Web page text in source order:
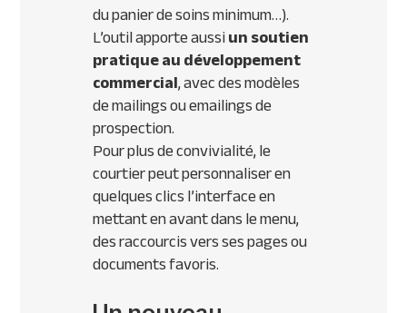
du panier de soins minimum…).
L’outil apporte aussiun soutien
pratique au développement
commercial, avec des modèles
de mailings ou emailings de
prospection.
Pour plus de convivialité, le
courtier peut personnaliser en
quelques clics l’interface en
mettant en avant dans le menu,
des raccourcis vers ses pages ou
documents favoris.